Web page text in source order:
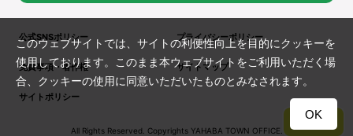
公式SNSポリシー プライバシーポリシー
免責事項・著作権 サイトマップ
サイトポリシー
All Rights Reserved. Copyrights YAHABA TOWN OFFICE.
TOP
このウェブサイトでは、サイトの利便性向上を目的にクッキーを
使用しております。このまま本ウェブサイトをご利用いただく場
合、クッキーの使用に同意いただいたものとみなされます。
OK